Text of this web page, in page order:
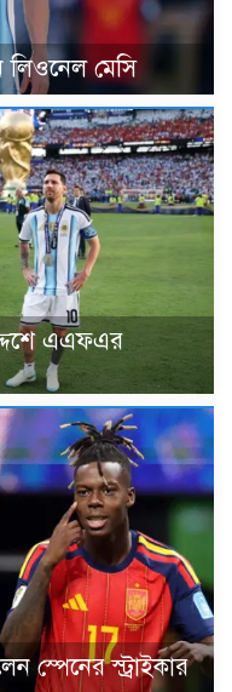
মেসি
এএফএর
স্পেনের স্ট্রাইকার